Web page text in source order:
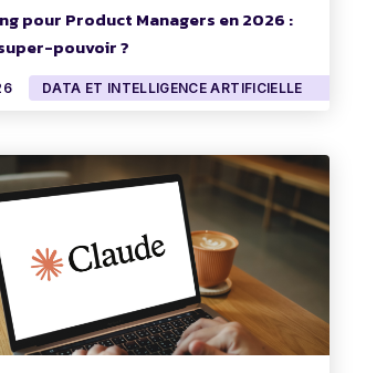
pour Product Managers en 2026 :
pouvoir ?
DATA ET INTELLIGENCE ARTIFICIELLE